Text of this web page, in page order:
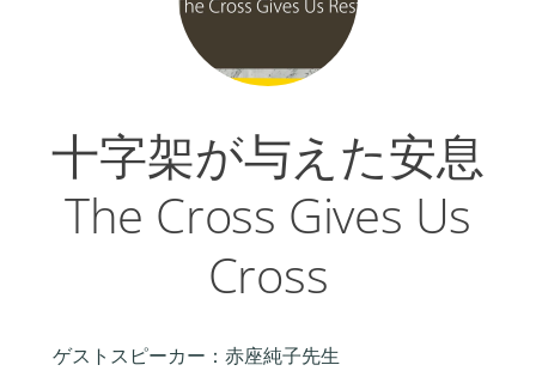
十字架が与えた安息
The Cross Gives Us
Cross
ゲストスピーカー：赤座純子先生